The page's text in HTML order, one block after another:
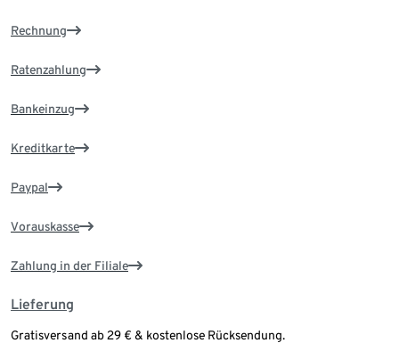
Rechnung
Ratenzahlung
Bankeinzug
Kreditkarte
Paypal
Vorauskasse
Zahlung in der Filiale
Lieferung
Gratisversand ab 29 € & kostenlose Rücksendung.